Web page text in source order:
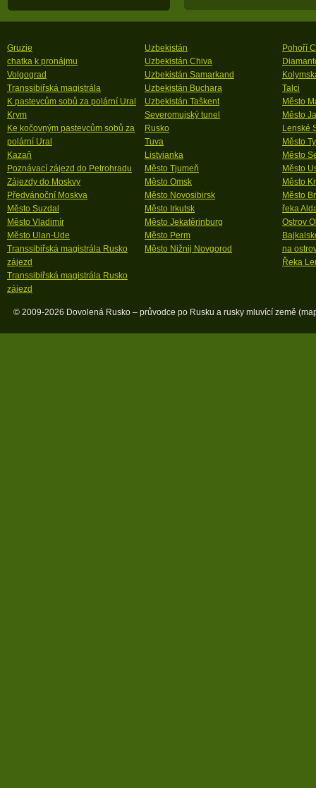
Gruzie
chatka k pronájmu
Volgograd
Transsibiřská magistrála
K pastevcům sobů za polární Ural
Krym
Ke kočovným pastevcům sobů za
polární Ural
Kazaň
Poznávací zájezd do Petrohradu
Zájezdy do Moskvy
Předvánoční Moskva
Město Suzdal
Město Vladimír
Město Ulan-Ude
Transsibiřská magistrála Rusko
zájezd
Transsibiřská magistrála Rusko
zájezd
Uzbekistán
Uzbekistán Chiva
Uzbekistán Samarkand
Uzbekistán Buchara
Uzbekistán Taškent
Severomujský tunel
Rusko
Tuva
Listvjanka
Město Tjumeň
Město Omsk
Město Novosibirsk
Město Irkutsk
Město Jekatěrinburg
Město Perm
Město Nižnij Novgorod
Pohoří
Talci
Město
Město
Lenské
Město
Město
Město
Město
Město
řeka
Ostrov
na
Řeka
© 2009-2026 Dovolená Rusko – průvodce po Rusku a rusky mluvící země (